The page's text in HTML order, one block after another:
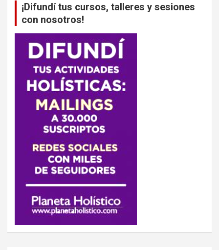
¡Difundí tus cursos, talleres y sesiones
con nosotros!